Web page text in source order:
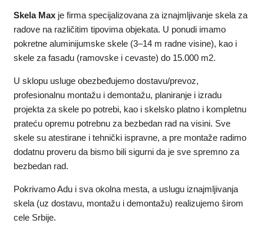
Skela Maxje firma specijalizovana za iznajmljivanje skela za
radove na različitim tipovima objekata. U ponudi imamo
pokretne aluminijumske skele (3–14 m radne visine), kao i
skele za fasadu (ramovske i cevaste) do 15.000 m2.
U sklopu usluge obezbeđujemo dostavu/prevoz,
profesionalnu montažu i demontažu, planiranje i izradu
projekta za skele po potrebi, kao i skelsko platno i kompletnu
prateću opremu potrebnu za bezbedan rad na visini. Sve
skele su atestirane i tehnički ispravne, a pre montaže radimo
dodatnu proveru da bismo bili sigurni da je sve spremno za
bezbedan rad.
Pokrivamo Adu i sva okolna mesta, a uslugu iznajmljivanja
skela (uz dostavu, montažu i demontažu) realizujemo širom
cele Srbije.